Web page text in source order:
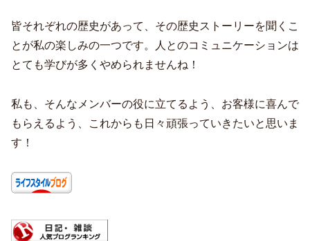
皆それぞれの歴史があって、その歴史ストーリーを聞くこ
とが私の楽しみの一つです。人とのコミュニケーションは
とても学びが多くやめられませんね！
私も、そんなメンバーの役に立てるよう、お客様に喜んで
もらえるよう、これからも日々頑張っていきたいと思いま
す！